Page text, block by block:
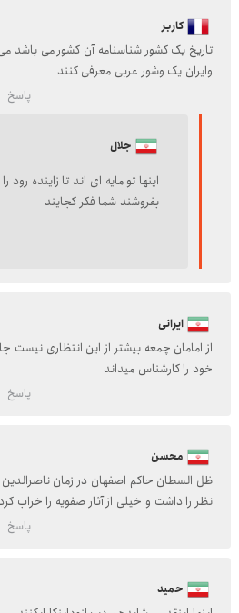
کاربر
تاریخ یک کشور شناسنامه آن کشور می باشد
وایران یک وشور عربی معرفی کنند
پاسخ
جلال
اینها تو مایه ای اند تا زاینده رود
بفروشند شما فکر کجایند
ایرانی
از امامان چمعه بیشتر از این انتظاری نیست
خود را کارشناس میداند
پاسخ
محسن
ظل السطان حاکم اصفهان در زمان
نظر را داشت و خيلی از آثار صفویه را خراب
پاسخ
حمید